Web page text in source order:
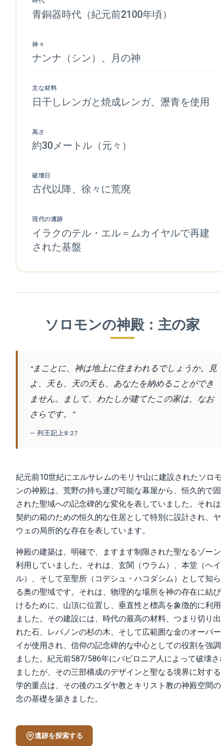
青銅器時代（紀元前2100年頃）
神々
ナンナ（シン）、月の神
主な材料
日干しレンガと焼成レンガ、瀝青を使用
高さ
約30メートル（元々）
破壊日
古代以降、徐々に荒廃
現代の遺跡
イラクのテル・エル＝ムカイヤルで再建
された基盤
ソロモンの神殿：主の家
“まことに、神は地上に住まわれるでしょうか。見
よ、天も、天の天も、あなたを納めることができ
ません。まして、わたしが建てたこの家は、なお
さらです。”
— 列王記上8:27
紀元前10世紀にエルサレムのモリヤ山に建設されたソロ
ンの神殿は、荒野の持ち運び可能な幕屋から、恒久的で
された聖域への記念碑的な変化を表していました。それ
契約の箱のための恒久的な住居として特別に設計され、
ウェの局所的な存在を表しています。
神殿の建築は、明確で、ますます制限された聖なるゾー
利用していました。それは、玄関（ウラム）、本堂（ヘ
ル）、そして至聖所（コデシュ・ハコダシム）として知
る奥の聖域です。それは、物理的な場所を神の存在に結
けるために、山頂に位置し、垂直性と標高を象徴的に利
ました。その建設には、時代の最高の材料、つまり切り
れた石、レバノンの杉の木、そして広範囲な金のオーバ
イが使用され、信仰の記念碑的な中心としての役割を強
ました。紀元前587/586年にバビロニア人によって破壊
ましたが、その三部構成のデザインと聖なる境界に対す
学的重点は、その後のユダヤ教とキリスト教の神殿空間
念の基礎を築きました。
遺跡を探索する